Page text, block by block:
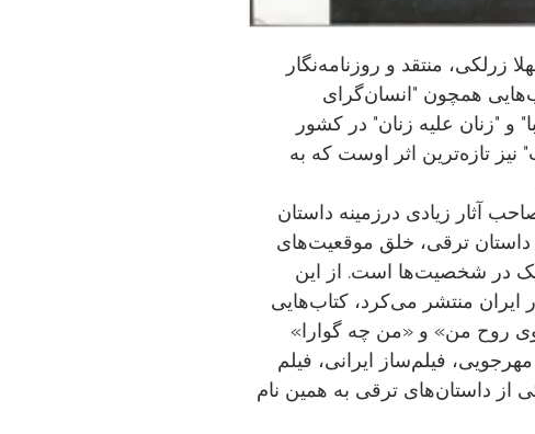
منتقد و روزنامه‌نگار
همچون "انسان‌گرای
و "زنان علیه زنان" در کشور
تازه‌ترین اثر اوست که به
آثار زیادی درزمینه داستان
ترقی، خلق موقعیت‌های
در شخصیت‌ها است. از این
۷۰ آثارش را در ایران منتشر می‌کرد، کتاب‌هایی
روح من» و «من چه گوارا»
فیلم‌ساز ایرانی، فیلم
از داستان‌های ترقی به همین نام